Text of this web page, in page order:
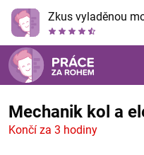
Zkus vyladěnou
Mechanik kol a
Končí za 3 hodiny